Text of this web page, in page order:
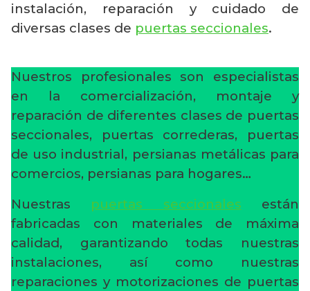
instalación, reparación y cuidado de
diversas clases de puertas seccionales.
Nuestros profesionales son especialistas
en la comercialización, montaje y
reparación de diferentes clases de puertas
seccionales, puertas correderas, puertas
de uso industrial, persianas metálicas para
comercios, persianas para hogares…
Nuestras puertas seccionales están
fabricadas con materiales de máxima
calidad, garantizando todas nuestras
instalaciones, así como nuestras
reparaciones y motorizaciones de puertas